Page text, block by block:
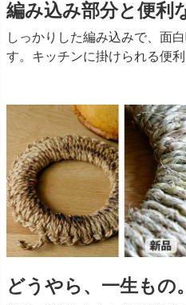
編み込み部分と便利
しっかりした編み込みで、面
す。キッチンに掛けられる便利
どうやら、一生もの。